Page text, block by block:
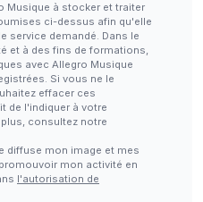
Musique à stocker et traiter
ci-dessus afin qu'elle
service demandé. Dans le
et à des fins de formations,
avec Allegro Musique
Si vous ne le
effacer ces
de l'indiquer à votre
consultez notre
diffuse mon image et mes
mon activité en
l'autorisation de